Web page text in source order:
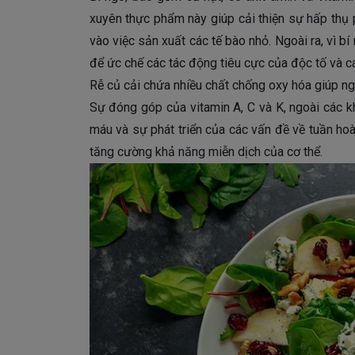
xuyên thực phẩm này giúp cải thiện sự hấp
vào việc sản xuất các tế bào nhỏ. Ngoài ra, vì
để ức chế các tác động tiêu cực của độc tố và
Rễ củ cải chứa nhiều chất chống oxy hóa giúp
Sự đóng góp của vitamin A, C và K, ngoài các
máu và sự phát triển của các vấn đề về tuần
tăng cường khả năng miễn dịch của cơ thể.